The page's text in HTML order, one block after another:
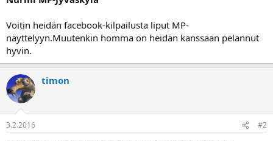
a
l
o
i
t
t
a
j
a
ä
Voitin heidän facebook-kilpailusta liput MP-
näyttelyyn.Muutenkin homma on heidän kanssaan pelannut
hyvin.
timon
3.2.2016 #2